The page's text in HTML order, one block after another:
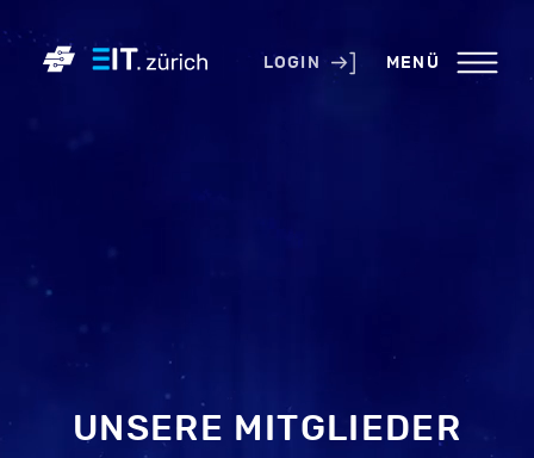
LOGIN MENÜ
KONTAKT
UNSERE MITGLIEDER